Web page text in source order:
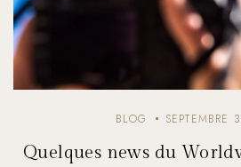
BLOG SEPTEMBRE
Quelques news du